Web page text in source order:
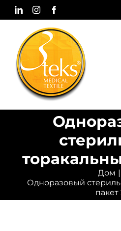
Skip
Дом
Дом
Одноразовый
пакет